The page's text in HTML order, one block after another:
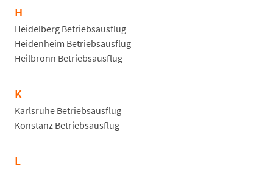
H
Heidelberg Betriebsausflug
Heidenheim Betriebsausflug
Heilbronn Betriebsausflug
K
Karlsruhe Betriebsausflug
Konstanz Betriebsausflug
L